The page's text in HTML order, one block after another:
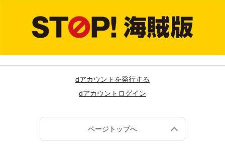
dアカウントを発行する
dアカウントログイン
ページトップへ